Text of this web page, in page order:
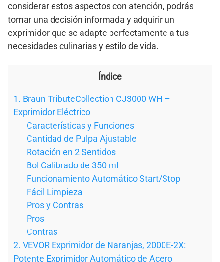
considerar estos aspectos con atención, podrás
tomar una decisión informada y adquirir un
exprimidor que se adapte perfectamente a tus
necesidades culinarias y estilo de vida.
Índice
1. Braun TributeCollection CJ3000 WH –
Exprimidor Eléctrico
Características y Funciones
Cantidad de Pulpa Ajustable
Rotación en 2 Sentidos
Bol Calibrado de 350 ml
Funcionamiento Automático Start/Stop
Fácil Limpieza
Pros y Contras
Pros
Contras
2. VEVOR Exprimidor de Naranjas, 2000E-2X:
Potente Exprimidor Automático de Acero